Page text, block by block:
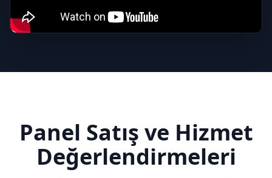
Panel Satış ve Hizmet
Değerlendirmeleri